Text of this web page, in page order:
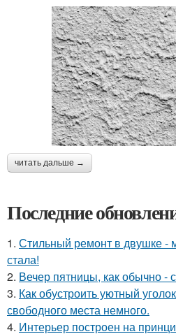
читать дальше →
Последние
1. Стильный ремонт в двушке -
стала!
2. Вечер пятницы, как обычно -
3. Как обустроить уютный
свободного места немного.
4. Интерьер построен на